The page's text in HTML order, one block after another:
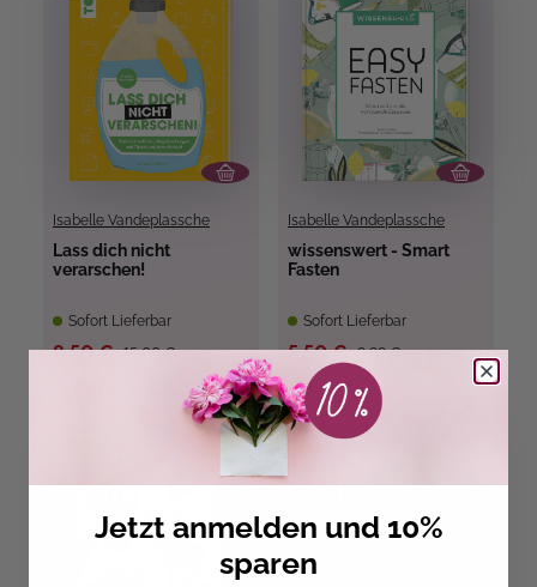
Isabelle Vandeplassche
Lass dich nicht
verarschen!
Sofort Lieferbar
15,00 €
8,50 €
Isabelle Vandeplassche
wissenswert - Smart
Fasten
Sofort Lieferbar
9,99 €
5,50 €
Jetzt anmelden und 10%
sparen